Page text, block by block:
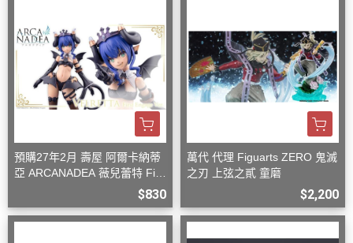
預購27年2月 壽屋 阿爾卡納蒂
亞 ARCANADEA 薇兒蕾特 Firs
$830
萬代 代理 Figuarts ZERO 鬼滅
之刃 上弦之貳 童磨
$2,200